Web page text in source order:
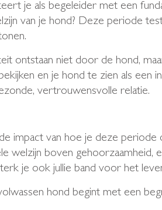
je als begeleider met een
van je hond? Deze periode
ontstaan niet door de hond,
en je hond te zien als
vertrouwensvolle relatie.
impact van hoe je deze
welzijn boven gehoorzaamheid,
je ook jullie band voor het
hond begint met een